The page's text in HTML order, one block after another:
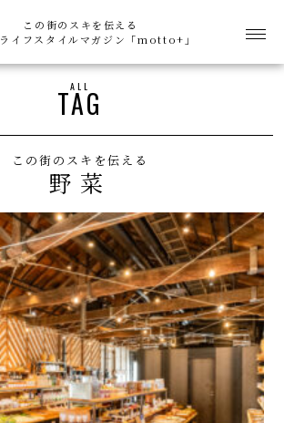
この街のスキを伝える
イフスタイルマガジン「motto+」
ALL
TAG
この街のスキを伝える
野菜